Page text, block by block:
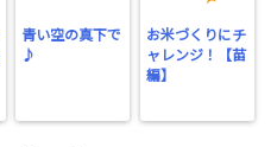
青い空の真下で
♪
お米づくりにチ
ャレンジ！【苗
編】